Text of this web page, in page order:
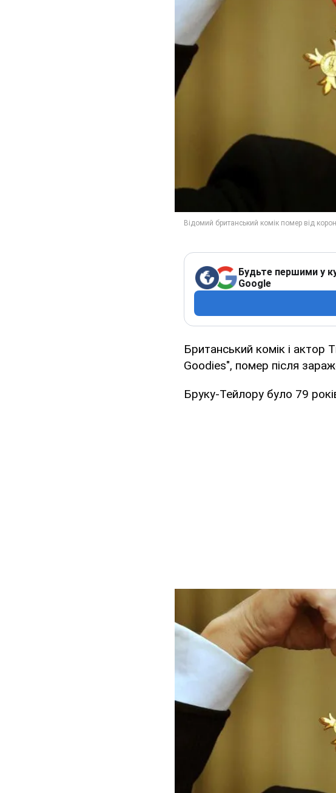
Будьте першими у
Google
Британський комік і актор
Goodies", помер після
Бруку-Тейлору було 79